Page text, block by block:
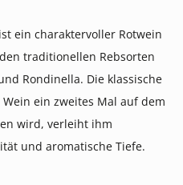
ein charaktervoller Rotwein
traditionellen Rebsorten
Rondinella. Die klassische
ein zweites Mal auf dem
wird, verleiht ihm
und aromatische Tiefe.